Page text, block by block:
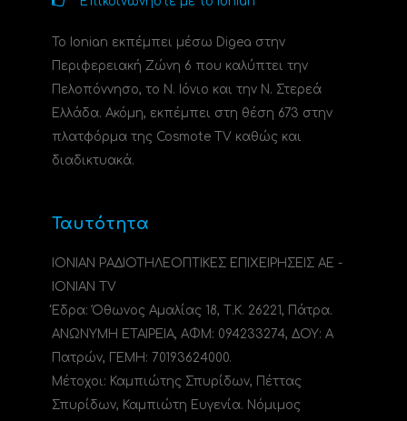
Το Ionian εκπέμπει μέσω Digea στην
Περιφερειακή Ζώνη 6 που καλύπτει την
Πελοπόννησο, το N. Ιόνιο και την Ν. Στερεά
Ελλάδα. Ακόμη, εκπέμπει στη θέση 673 στην
πλατφόρμα της Cosmote TV καθώς και
διαδικτυακά.
Ταυτότητα
ΙΟΝΙΑΝ ΡΑΔΙΟΤΗΛΕΟΠΤΙΚΕΣ ΕΠΙΧΕΙΡΗΣΕΙΣ ΑΕ -
IONIAN TV
Έδρα: Όθωνος Αμαλίας 18, Τ.Κ. 26221, Πάτρα.
ΑΝΩΝΥΜΗ ΕΤΑΙΡΕΙΑ, ΑΦΜ: 094233274, ΔΟΥ: A
Πατρών, ΓΕΜΗ: 70193624000.
Μέτοχοι: Καμπιώτης Σπυρίδων, Πέττας
Σπυρίδων, Καμπιώτη Ευγενία. Νόμιμος